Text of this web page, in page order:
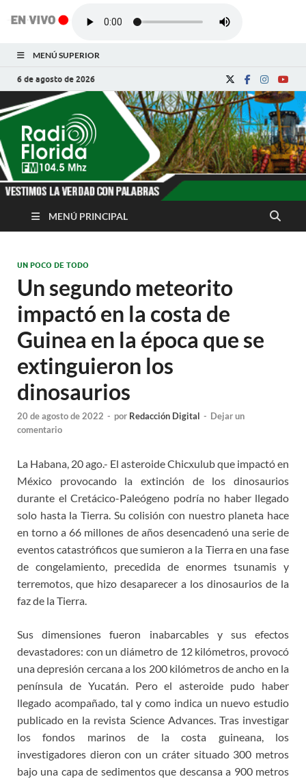
MENÚ SUPERIOR
6 de agosto de 2026
Radio Florida de
Cuba
Noticias y Actualidades de Florida, Camagüey,
MENÚ PRINCIPAL
UN POCO DE TODO
Un segundo meteorito
impactó en la costa de
Guinea en la época que se
extinguieron los
dinosaurios
20 de agosto de 2022 - por Redacción Digital - Dejar un
comentario
La Habana, 20 ago.- El asteroide Chicxulub que impactó en
México provocando la extinción de los dinosaurios
durante el Cretácico-Paleógeno podría no haber llegado
solo hasta la Tierra. Su colisión con nuestro planeta hace
en torno a 66 millones de años desencadenó una serie de
eventos catastróficos que sumieron a la Tierra en una fase
de congelamiento, precedida de enormes tsunamis y
terremotos, que hizo desaparecer a los dinosaurios de la
faz de la Tierra.
Sus dimensiones fueron inabarcables y sus efectos
devastadores: con un diámetro de 12 kilómetros, provocó
una depresión cercana a los 200 kilómetros de ancho en la
península de Yucatán. Pero el asteroide pudo haber
llegado acompañado, tal y como indica un nuevo estudio
publicado en la revista Science Advances. Tras investigar
los fondos marinos de la costa guineana, los
investigadores dieron con un cráter situado 300 metros
bajo una capa de sedimentos que descansa a 900 metros